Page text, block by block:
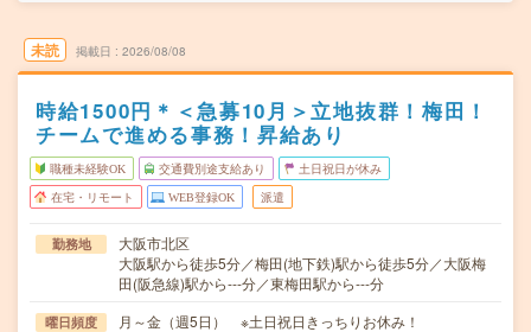
未読 掲載日 2026/08/08
時給1500円＊＜急募10月＞立地抜群！梅田！
チームで進める事務！昇給あり
職種未経験OK 交通費別途支給あり 土日祝日が休み
在宅・リモート WEB登録OK 派遣
勤務地
大阪市北区
大阪駅から徒歩5分／梅田(地下鉄)駅から徒歩5分／大阪梅
田(阪急線)駅から---分／東梅田駅から---分
曜日頻度 月～金（週5日） ※土日祝日きっちりお休み！